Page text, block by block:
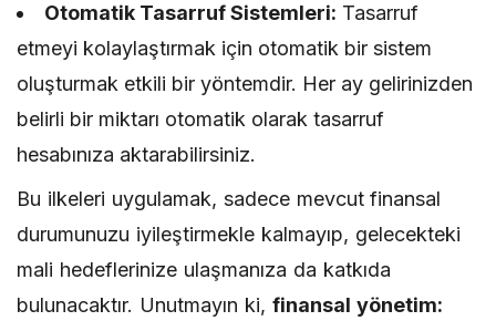
Otomatik Tasarruf Sistemleri: Tasarruf
etmeyi kolaylaştırmak için otomatik bir sistem
oluşturmak etkili bir yöntemdir. Her ay gelirinizden
belirli bir miktarı otomatik olarak tasarruf
hesabınıza aktarabilirsiniz.
Bu ilkeleri uygulamak, sadece mevcut finansal
durumunuzu iyileştirmekle kalmayıp, gelecekteki
mali hedeflerinize ulaşmanıza da katkıda
bulunacaktır. Unutmayın ki, finansal yönetim: